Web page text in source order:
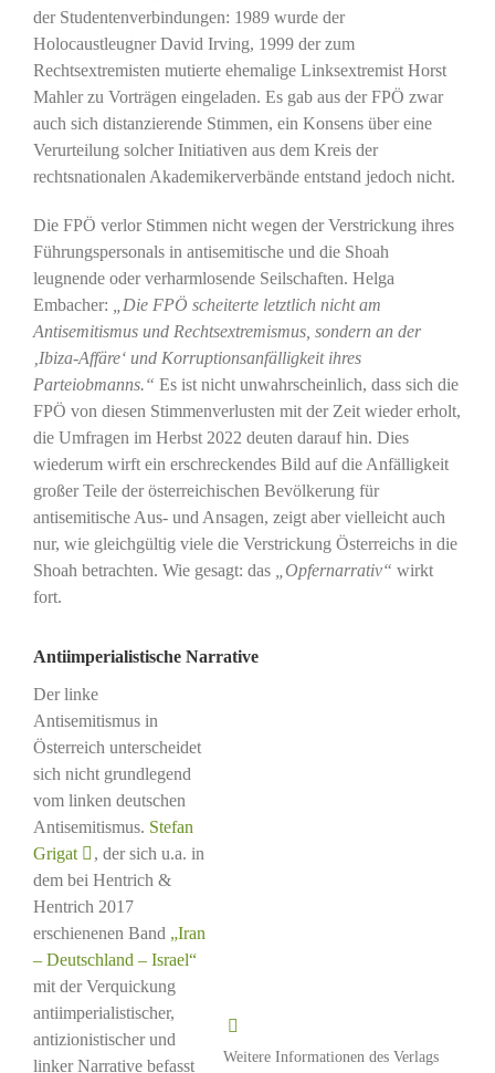
der Studentenverbindungen: 1989 wurde der
Holocaustleugner David Irving, 1999 der zum
Rechtsextremisten mutierte ehemalige Linksextremist Horst
Mahler zu Vorträgen eingeladen. Es gab aus der FPÖ zwar
auch sich distanzierende Stimmen, ein Konsens über eine
Verurteilung solcher Initiativen aus dem Kreis der
rechtsnationalen Akademikerverbände entstand jedoch nicht.
Die FPÖ verlor Stimmen nicht wegen der Verstrickung ihres
Führungspersonals in antisemitische und die Shoah
leugnende oder verharmlosende Seilschaften. Helga
Embacher:
„Die FPÖ scheiterte letztlich nicht am
Antisemitismus und Rechtsextremismus, sondern an der
‚Ibiza-Affäre‘ und Korruptionsanfälligkeit ihres
Parteiobmanns.“ Es ist nicht unwahrscheinlich, dass sich die
FPÖ von diesen Stimmenverlusten mit der Zeit wieder erholt,
die Umfragen im Herbst 2022 deuten darauf hin. Dies
wiederum wirft ein erschreckendes Bild auf die Anfälligkeit
großer Teile der österreichischen Bevölkerung für
antisemitische Aus- und Ansagen, zeigt aber vielleicht auch
nur, wie gleichgültig viele die Verstrickung Österreichs in die
Shoah betrachten. Wie gesagt: das
„Opfernarrativ“ wirkt
fort.
Antiimperialistische Narrative
Weitere Informationen des Verlags
Der linke
Antisemitismus in
Österreich unterscheidet
sich nicht grundlegend
vom linken deutschen
Antisemitismus. Stefan
Grigat
, der sich u.a. in
dem bei Hentrich &
Hentrich 2017
erschienenen Band „Iran
– Deutschland – Israel“
mit der Verquickung
antiimperialistischer,
antizionistischer und
linker Narrative befasst